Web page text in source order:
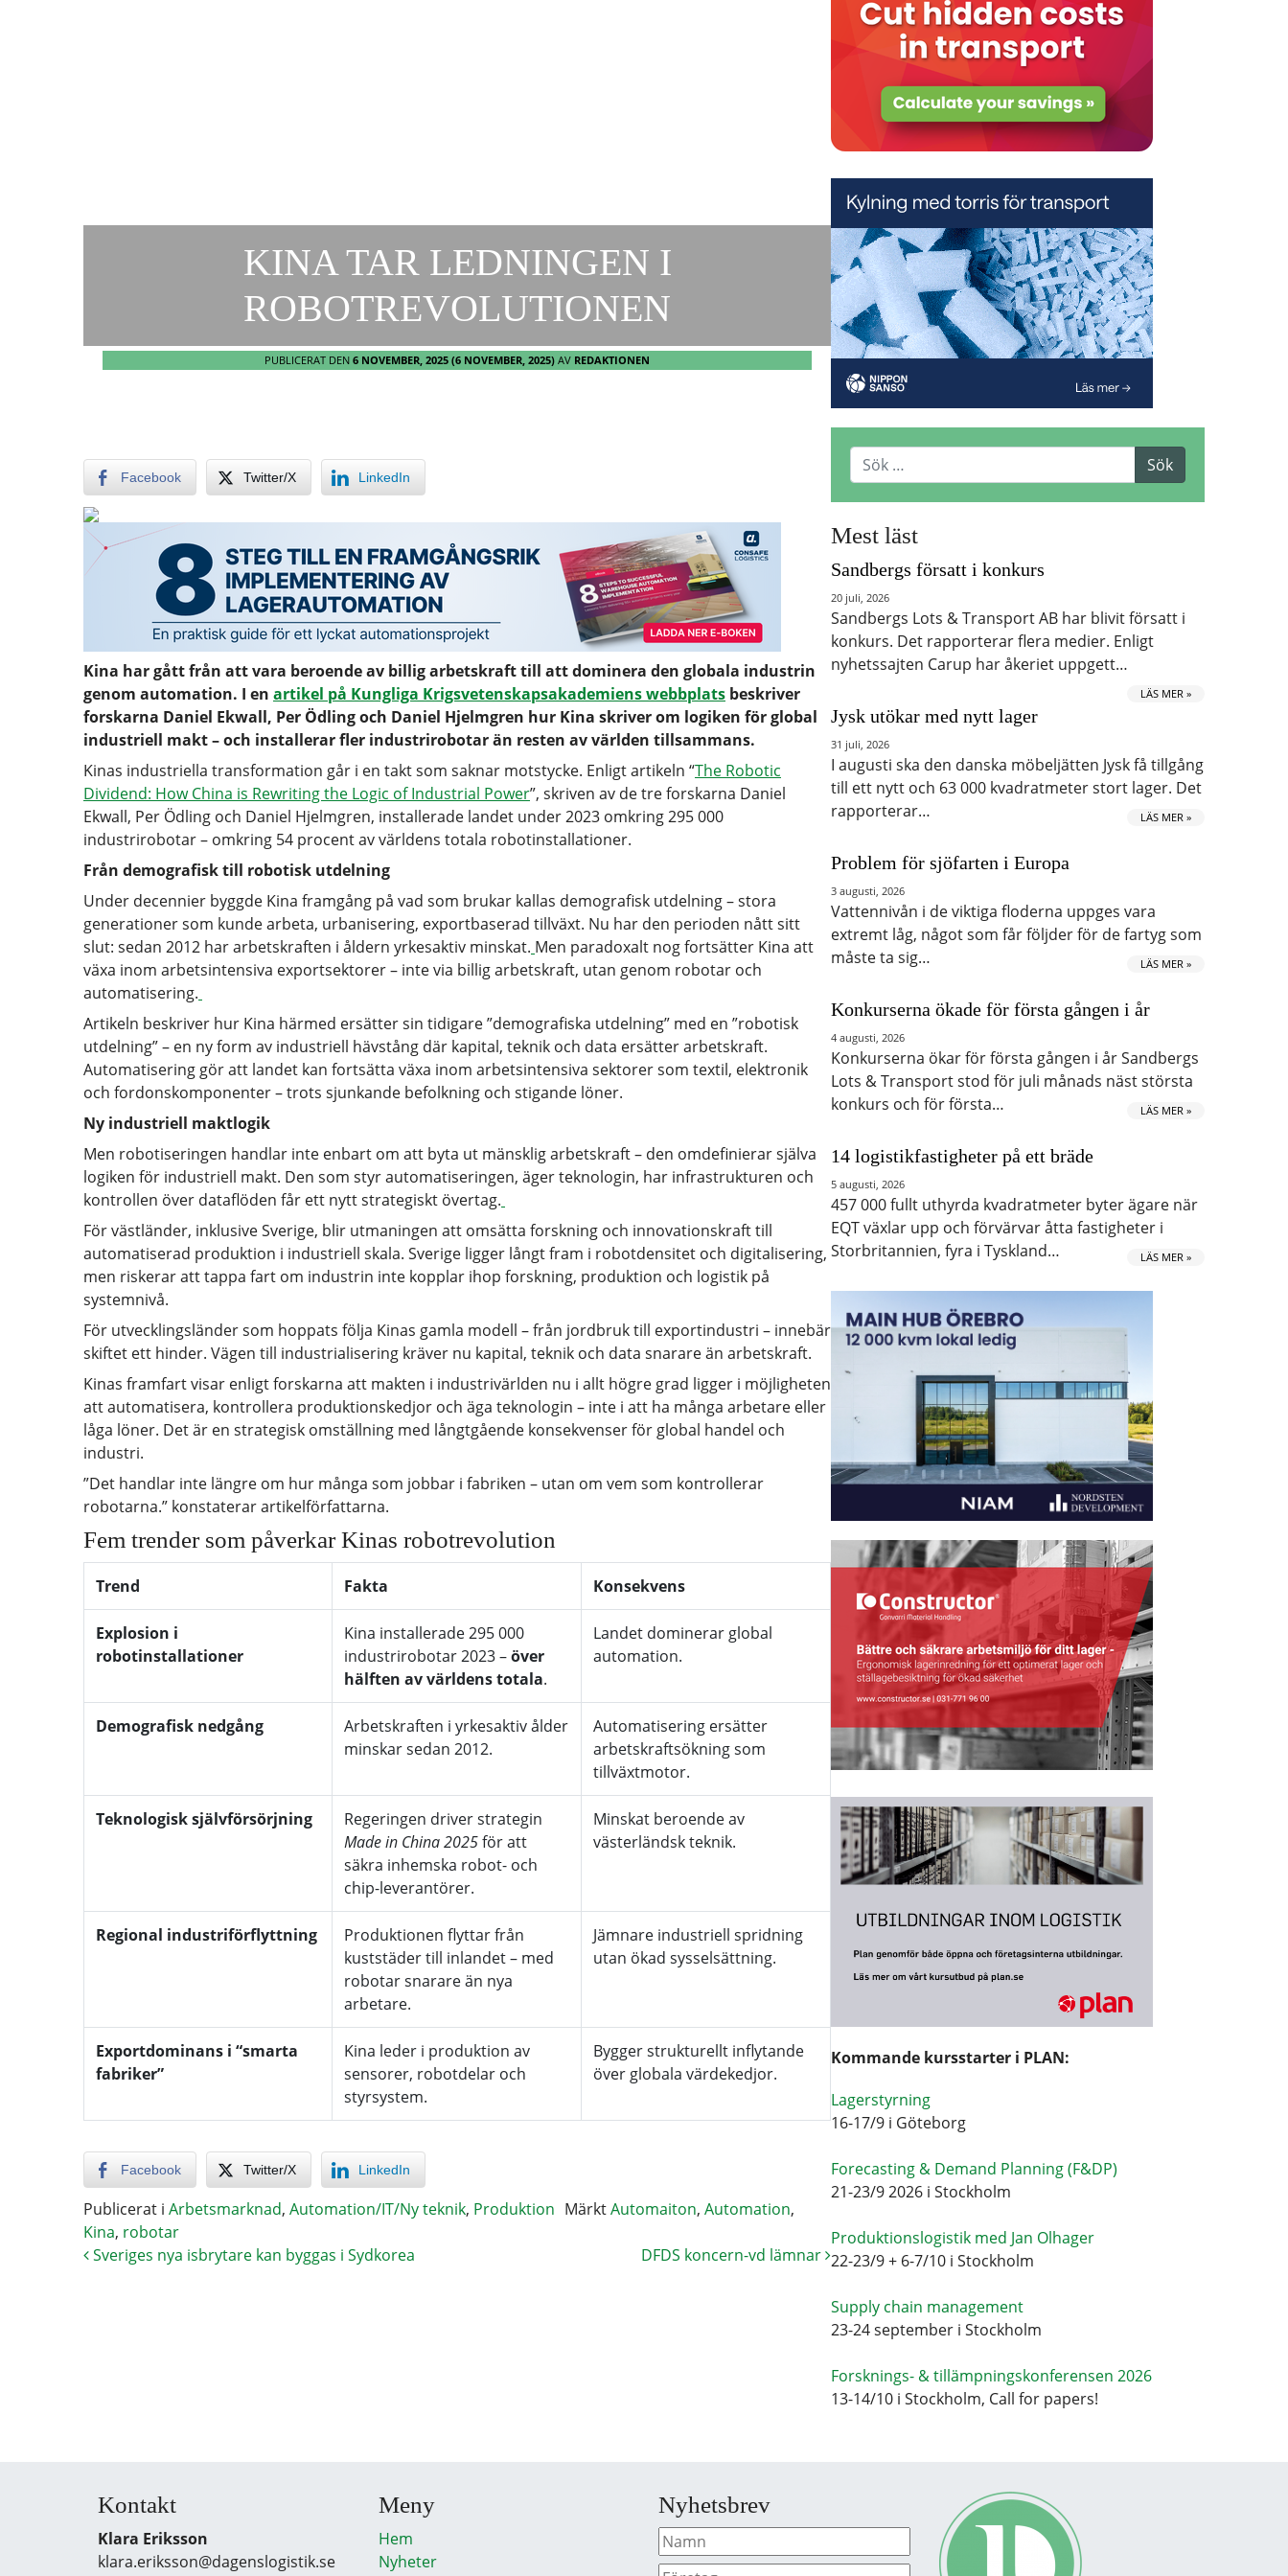
KINA TAR LEDNINGEN I
ROBOTREVOLUTIONEN
PUBLICERAT DEN 6 NOVEMBER, 2025 (6 NOVEMBER, 2025) AV REDAKTIONEN
Facebook Twitter/X LinkedIn
Kina har gått från att vara beroende av billig arbetskraft till att dominera den globala industrin
genom automation. I en artikel på Kungliga Krigsvetenskapsakademiens webbplats beskriver
forskarna Daniel Ekwall, Per Ödling och Daniel Hjelmgren hur Kina skriver om logiken för global
industriell makt – och installerar fler industrirobotar än resten av världen tillsammans.
Kinas industriella transformation går i en takt som saknar motstycke. Enligt artikeln “The Robotic
Dividend: How China is Rewriting the Logic of Industrial Power”, skriven av de tre forskarna Daniel
Ekwall, Per Ödling och Daniel Hjelmgren, installerade landet under 2023 omkring 295 000
industrirobotar – omkring 54 procent av världens totala robotinstallationer.
Från demografisk till robotisk utdelning
Under decennier byggde Kina framgång på vad som brukar kallas demografisk utdelning – stora
generationer som kunde arbeta, urbanisering, exportbaserad tillväxt. Nu har den perioden nått sitt
slut: sedan 2012 har arbetskraften i åldern yrkesaktiv minskat. Men paradoxalt nog fortsätter Kina att
växa inom arbetsintensiva exportsektorer – inte via billig arbetskraft, utan genom robotar och
automatisering.
Artikeln beskriver hur Kina härmed ersätter sin tidigare ”demografiska utdelning” med en ”robotisk
utdelning” – en ny form av industriell hävstång där kapital, teknik och data ersätter arbetskraft.
Automatisering gör att landet kan fortsätta växa inom arbetsintensiva sektorer som textil, elektronik
och fordonskomponenter – trots sjunkande befolkning och stigande löner.
Ny industriell maktlogik
Men robotiseringen handlar inte enbart om att byta ut mänsklig arbetskraft – den omdefinierar själva
logiken för industriell makt. Den som styr automatiseringen, äger teknologin, har infrastrukturen och
kontrollen över dataflöden får ett nytt strategiskt övertag.
För västländer, inklusive Sverige, blir utmaningen att omsätta forskning och innovationskraft till
automatiserad produktion i industriell skala. Sverige ligger långt fram i robotdensitet och digitalisering,
men riskerar att tappa fart om industrin inte kopplar ihop forskning, produktion och logistik på
systemnivå.
För utvecklingsländer som hoppats följa Kinas gamla modell – från jordbruk till exportindustri – innebär
skiftet ett hinder. Vägen till industrialisering kräver nu kapital, teknik och data snarare än arbetskraft.
Kinas framfart visar enligt forskarna att makten i industrivärlden nu i allt högre grad ligger i möjligheten
att automatisera, kontrollera produktionskedjor och äga teknologin – inte i att ha många arbetare eller
låga löner. Det är en strategisk omställning med långtgående konsekvenser för global handel och
industri.
”Det handlar inte längre om hur många som jobbar i fabriken – utan om vem som kontrollerar
robotarna.” konstaterar artikelförfattarna.
Fem trender som påverkar Kinas robotrevolution
Trend Fakta Konsekvens
Explosion i
robotinstallationer
Kina installerade 295 000
industrirobotar 2023 –över
hälften av världens totala.
Landet dominerar global
automation.
Demografisk nedgång
Arbetskraften i yrkesaktiv ålder
minskar sedan 2012.
Automatisering ersätter
arbetskraftsökning som
tillväxtmotor.
Teknologisk självförsörjning
Regeringen driver strategin
Made in China 2025för att
säkra inhemska robot- och
chip-leverantörer.
Minskat beroende av
västerländsk teknik.
Regional industriförflyttning
Produktionen flyttar från
kuststäder till inlandet – med
robotar snarare än nya
arbetare.
Jämnare industriell spridning
utan ökad sysselsättning.
Exportdominans i “smarta
fabriker”
Kina leder i produktion av
sensorer, robotdelar och
styrsystem.
Bygger strukturellt inflytande
över globala värdekedjor.
Facebook Twitter/X LinkedIn
Publicerat i Arbetsmarknad, Automation/IT/Ny teknik, Produktion MärktAutomaiton, Automation,
Kina, robotar
Sveriges nya isbrytare kan byggas i Sydkorea
DFDS koncern-vd lämnar
Mest läst
Sandbergs försatt i konkurs
20 juli, 2026
Sandbergs Lots & Transport AB har blivit försatt i
konkurs. Det rapporterar flera medier. Enligt
nyhetssajten Carup har åkeriet uppgett…
LÄS MER »
Jysk utökar med nytt lager
31 juli, 2026
I augusti ska den danska möbeljätten Jysk få tillgång
till ett nytt och 63 000 kvadratmeter stort lager. Det
rapporterar…
LÄS MER »
Problem för sjöfarten i Europa
3 augusti, 2026
Vattennivån i de viktiga floderna uppges vara
extremt låg, något som får följder för de fartyg som
måste ta sig…
LÄS MER »
Konkurserna ökade för första gången i år
4 augusti, 2026
Konkurserna ökar för första gången i år Sandbergs
Lots & Transport stod för juli månads näst största
konkurs och för första…
LÄS MER »
14 logistikfastigheter på ett bräde
5 augusti, 2026
457 000 fullt uthyrda kvadratmeter byter ägare när
EQT växlar upp och förvärvar åtta fastigheter i
Storbritannien, fyra i Tyskland…
LÄS MER »
Kommande kursstarter i PLAN:
Lagerstyrning
16-17/9 i Göteborg
Forecasting & Demand Planning (F&DP)
21-23/9 2026 i Stockholm
Produktionslogistik med Jan Olhager
22-23/9 + 6-7/10 i Stockholm
Supply chain management
23-24 september i Stockholm
Forsknings- & tillämpningskonferensen 2026
13-14/10 i Stockholm, Call for papers!
Kontakt
Klara Eriksson
klara.eriksson@dagenslogistik.se
Meny
Hem
Nyheter
Nyhetsbrev